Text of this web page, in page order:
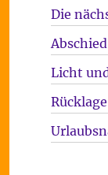
Die
Licht